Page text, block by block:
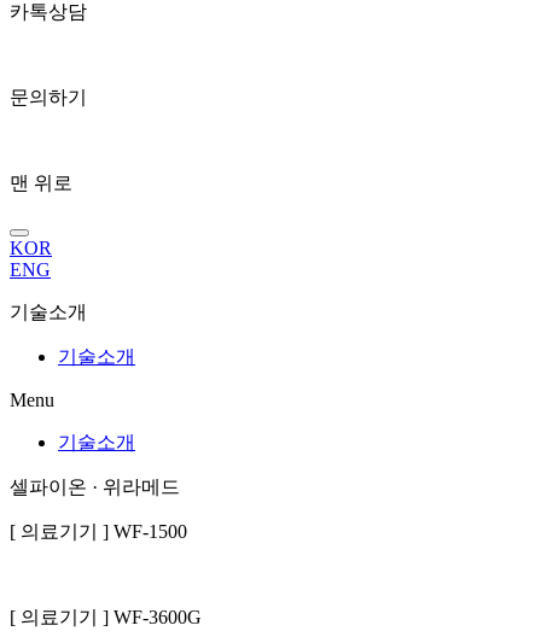
카톡상담
문의하기
맨 위로
KOR
ENG
기술소개
기술소개
Menu
기술소개
셀파이온 · 위라메드
[ 의료기기 ] WF-1500
[ 의료기기 ] WF-3600G